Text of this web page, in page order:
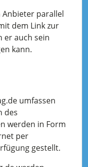
parallel
dem Link zur
er auch sein
kann.
umfassen
des
werden in Form
per
gestellt.